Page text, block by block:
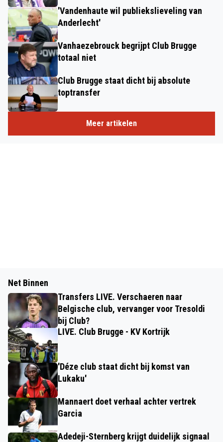
'Vandenhaute wil publiekslieveling van
Anderlecht'
Vanhaezebrouck begrijpt Club Brugge
totaal niet
Club Brugge staat dicht bij absolute
toptransfer
Meer artikelen
Net Binnen
Transfers LIVE. Verschaeren naar
Belgische club, vervanger voor Tresoldi
bij Club?
LIVE. Club Brugge - KV Kortrijk
'Déze club staat dicht bij komst van
Lukaku'
Mannaert doet verhaal achter vertrek
Garcia
Adedeji-Sternberg krijgt duidelijk signaal